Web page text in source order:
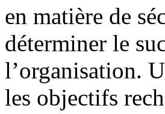
en matière de
déterminer le
l’organisation.
les objectifs